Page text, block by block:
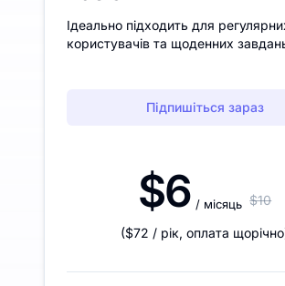
Ідеально підходить для
користувачів та щоденних
Підпишіться зараз
$6 / місяць $10
($72 / рік, оплата щорічно